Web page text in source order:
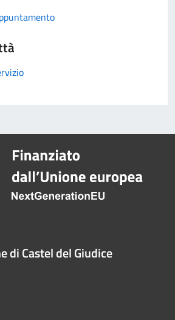
di Castel del Giudice